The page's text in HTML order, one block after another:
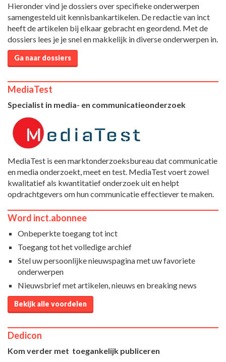
Hieronder vind je dossiers over specifieke onderwerpen
samengesteld uit kennisbankartikelen. De redactie van inct
heeft de artikelen bij elkaar gebracht en geordend. Met de
dossiers lees je je snel en makkelijk in diverse onderwerpen in.
Ga naar dossiers
MediaTest
Specialist in media- en communicatieonderzoek
MediaTest is een marktonderzoeksbureau dat communicatie
en media onderzoekt, meet en test. MediaTest voert zowel
kwalitatief als kwantitatief onderzoek uit en helpt
opdrachtgevers om hun communicatie effectiever te maken.
Word inct.abonnee
Onbeperkte toegang tot inct
Toegang tot het volledige archief
Stel uw persoonlijke nieuwspagina met uw favoriete
onderwerpen
Nieuwsbrief met artikelen, nieuws en breaking news
Bekijk alle voordelen
Dedicon
Kom verder met toegankelijk publiceren